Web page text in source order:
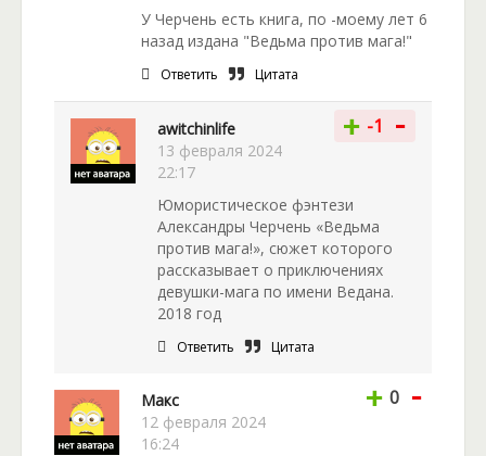
У Черчень есть книга, по -моему лет 6
назад издана "Ведьма против мага!"
Ответить Цитата
awitchinlife
13 февраля 2024
22:17
+ -1 -
Юмористическое фэнтези
Александры Черчень «Ведьма
против мага!», сюжет которого
рассказывает о приключениях
девушки-мага по имени Ведана.
2018 год
Ответить Цитата
Макс
12 февраля 2024
16:24
+ 0 -